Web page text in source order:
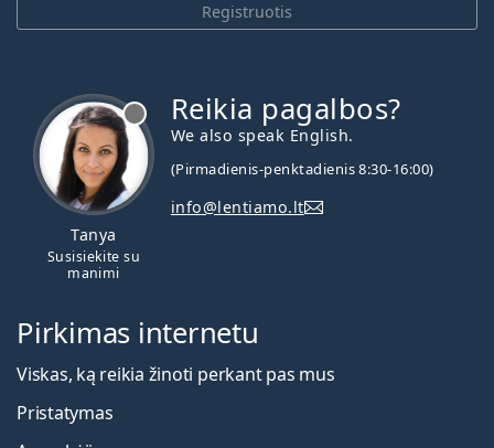
Registruotis
Tanya
Susisiekite su
manimi
Reikia pagalbos?
We also speak English.
(Pirmadienis-penktadienis 8:30-16:00)
info@lentiamo.lt
Pirkimas internetu
Viskas, ką reikia žinoti perkant pas mus
Pristatymas